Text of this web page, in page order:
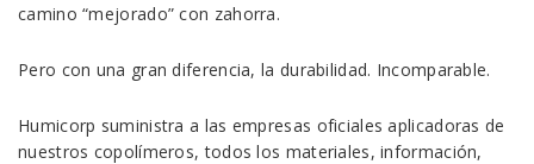
camino “mejorado” con zahorra.
Pero con una gran diferencia, la durabilidad. Incomparable.
Humicorp suministra a las empresas oficiales aplicadoras de
nuestros copolímeros, todos los materiales, información,